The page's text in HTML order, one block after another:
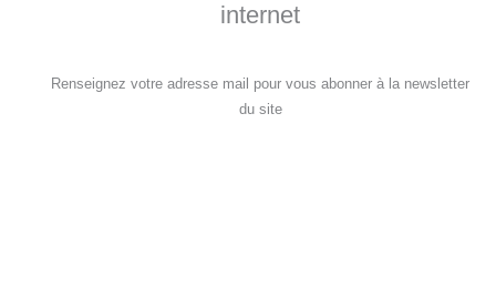
internet
Renseignez votre adresse mail pour vous abonner à la newsletter
du site